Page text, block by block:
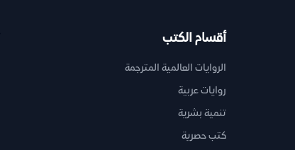
أقسام الكتب
الروايات العالمية المترجمة
روايات عربية
تنمية بشرية
كتب حصرية